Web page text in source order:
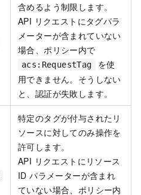
含めるよう制限します。
API リクエストにタグパラ
メーターが含まれていない
場合、ポリシー内で
acs:RequestTag
を使
用できません。そうしない
と、認証が失敗します。
特定のタグが付与されたリ
ソースに対してのみ操作を
許可します。
API リクエストにリソース
ID パラメーターが含まれ
ていない場合、ポリシー内